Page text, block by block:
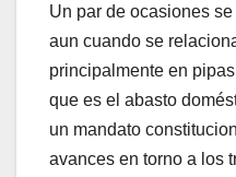
Un par de ocasiones
aun cuando se
principalmente en
que es el abasto
un mandato
avances en torno a los